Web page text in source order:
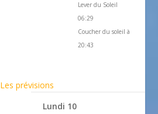
Lever du Soleil
06:29
Coucher du soleil à
20:43
Les prévisions
Lundi 10